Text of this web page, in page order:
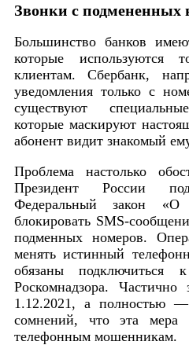
Звонки с подмененных
Большинство банков
которые используются
клиентам. Сбербанк,
уведомления только с
существуют
которые маскируют
абонент видит знакомый
Проблема настолько
Президент России
Федеральный закон «О
блокировать SMS-
подменных номеров.
менять истинный
обязаны подключиться
Роскомнадзора.
1.12.2021, а полностью
сомнений, что эта мера
телефонным мошенникам.